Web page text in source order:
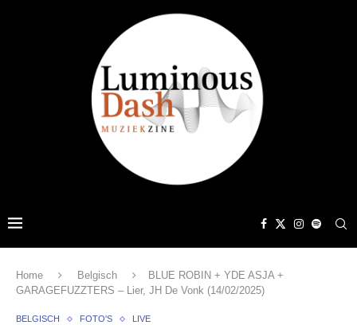
Home Belgisch
BLUE ROBIN + YDE ASJA +
GARAGEFUZZTERS – Lier, JH De Vonk (14/02/2025)
BELGISCH FOTO'S LIVE